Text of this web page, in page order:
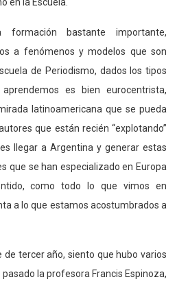
bastante importante,
a fenómenos y modelos que son
de Periodismo, dados los tipos
es bien eurocentrista,
latinoamericana que se pueda
que están recién “explotando”
llegar a Argentina y generar estas
que se han especializado en Europa
como todo lo que vimos en
a lo que estamos acostumbrados a
tercer año, siento que hubo varios
la profesora Francis Espinoza,